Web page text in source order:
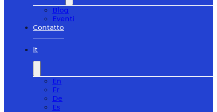
Blog
Eventi
Contatto
It
En
Fr
De
Es